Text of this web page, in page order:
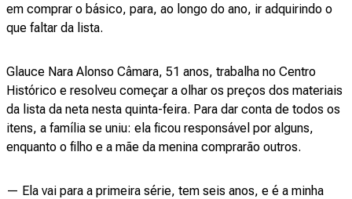
em comprar o básico, para, ao longo do ano, ir adquirindo o
que faltar da lista.
Glauce Nara Alonso Câmara, 51 anos, trabalha no Centro
Histórico e resolveu começar a olhar os preços dos materiais
da lista da neta nesta quinta-feira. Para dar conta de todos os
itens, a família se uniu: ela ficou responsável por alguns,
enquanto o filho e a mãe da menina comprarão outros.
— Ela vai para a primeira série, tem seis anos, e é a minha